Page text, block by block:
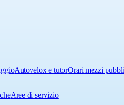
Autovelox e tutorOrari mezzi
Aree di servizio